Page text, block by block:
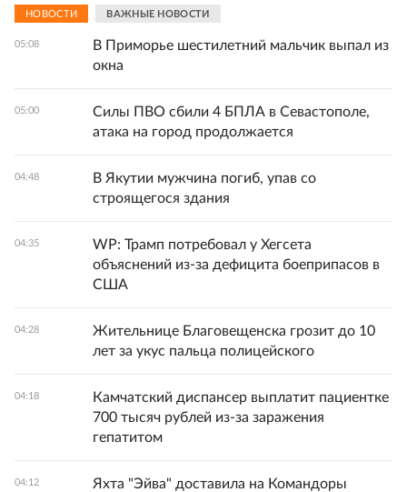
НОВОСТИ ВАЖНЫЕ НОВОСТИ
05:08
В Приморье шестилетний мальчик выпал из
окна
05:00
Силы ПВО сбили 4 БПЛА в Севастополе,
атака на город продолжается
04:48
В Якутии мужчина погиб, упав со
строящегося здания
04:35
WP: Трамп потребовал у Хегсета
объяснений из-за дефицита боеприпасов в
США
04:28
Жительнице Благовещенска грозит до 10
лет за укус пальца полицейского
04:18
Камчатский диспансер выплатит пациентке
700 тысяч рублей из-за заражения
гепатитом
04:12
Яхта "Эйва" доставила на Командоры